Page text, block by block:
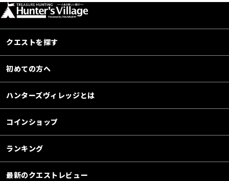
クエストを探す
初めての方へ
ハンターズヴィレッジとは
コインショップ
ランキング
最新のクエストレビュー